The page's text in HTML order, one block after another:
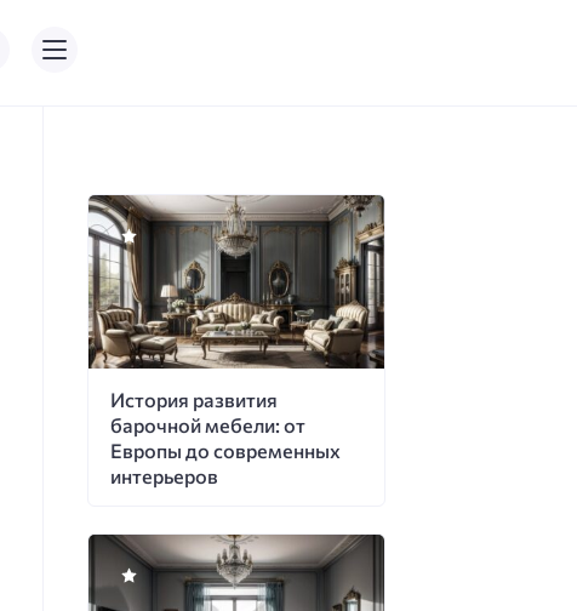
История развития
барочной мебели: от
Европы до современных
интерьеров